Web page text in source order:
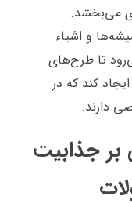
می‌بخشد.
و اشیاء
تا طرح‌های
کند که در
دارند.
بر جذابیت